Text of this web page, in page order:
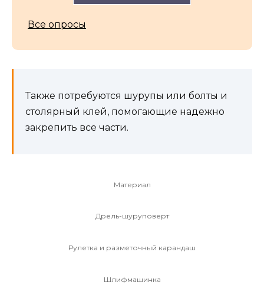
Все опросы
Также потребуются шурупы или болты и
столярный клей, помогающие надежно
закрепить все части.
Материал
Дрель-шуруповерт
Рулетка и разметочный карандаш
Шлифмашинка